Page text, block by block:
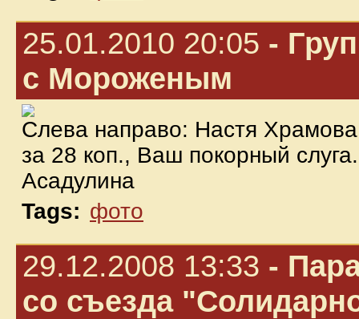
25.01.2010 20:05 -
с Мороженым
Слева направо: Настя
за 28 коп., Ваш покорный
Асадулина
Tags: фото
29.12.2008 13:33 -
со съезда